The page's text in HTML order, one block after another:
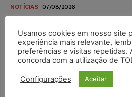
NOTÍCIAS 07/08/2026
STF amplia isenção de IBS e CBS
novos para pessoas com
níveis
DIREITO TRIBUTÁRIO 07/08/2026
Justiça do Trabalho mantém justa
Usamos cookies em nosso site
experiência mais relevante,
preferências e visitas repetidas.
concorda com a utilização de
Configurações Aceitar